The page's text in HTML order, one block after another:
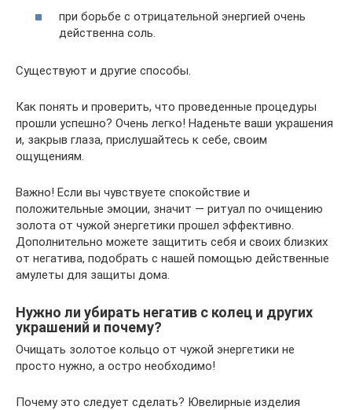
при борьбе с отрицательной энергией очень
действенна соль.
Существуют и другие способы.
Как понять и проверить, что проведенные процедуры
прошли успешно? Очень легко! Наденьте ваши украшения
и, закрыв глаза, прислушайтесь к себе, своим
ощущениям.
Важно! Если вы чувствуете спокойствие и
положительные эмоции, значит — ритуал по очищению
золота от чужой энергетики прошел эффективно.
Дополнительно можете защитить себя и своих близких
от негатива, подобрать с нашей помощью действенные
амулеты для защиты дома.
Нужно ли убирать негатив с колец и других
украшений и почему?
Очищать золотое кольцо от чужой энергетики не
просто нужно, а остро необходимо!
Почему это следует сделать? Ювелирные изделия